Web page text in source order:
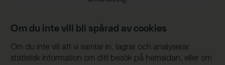
Om du inte vill bli spårad av cookies
Om du inte vill att vi samlar in, lagrar och analyserar
statistisk information om ditt besök på hemsidan, eller om